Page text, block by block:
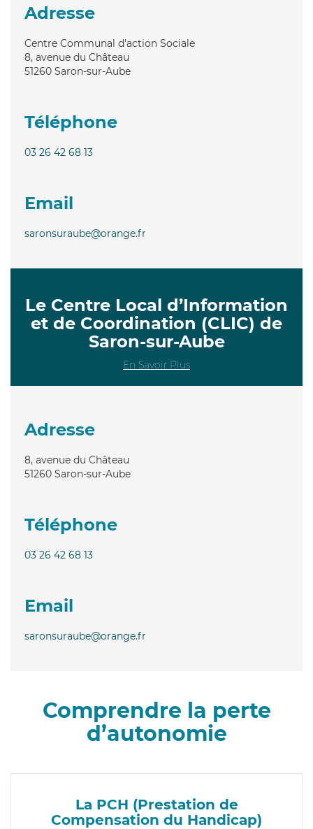
Adresse
Centre Communal d'action Sociale
8, avenue du Château
51260 Saron-sur-Aube
Téléphone
03 26 42 68 13
Email
saronsuraube@orange.fr
Le Centre Local d’Information
et de Coordination (CLIC) de
Saron-sur-Aube
En Savoir Plus
Adresse
8, avenue du Château
51260 Saron-sur-Aube
Téléphone
03 26 42 68 13
Email
saronsuraube@orange.fr
Comprendre la perte
d’autonomie
La PCH (Prestation de
Compensation du Handicap)